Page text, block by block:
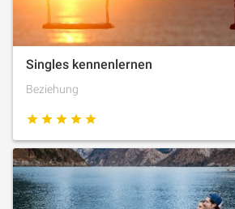
Singles kennenlernen
Beziehung